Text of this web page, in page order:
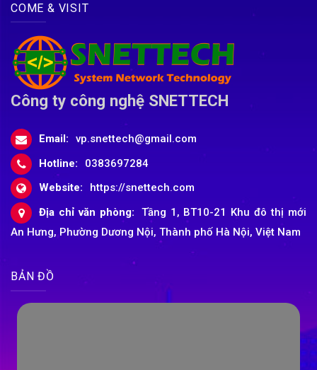
COME & VISIT
Công ty công nghệ SNETTECH
Email:
vp.snettech@gmail.com
Hotline:
0383697284
Website:
https://snettech.com
Địa chỉ văn phòng:
Tầng 1, BT10-21 Khu đô thị mới
An Hưng, Phường Dương Nội, Thành phố Hà Nội, Việt Nam
BẢN ĐỒ